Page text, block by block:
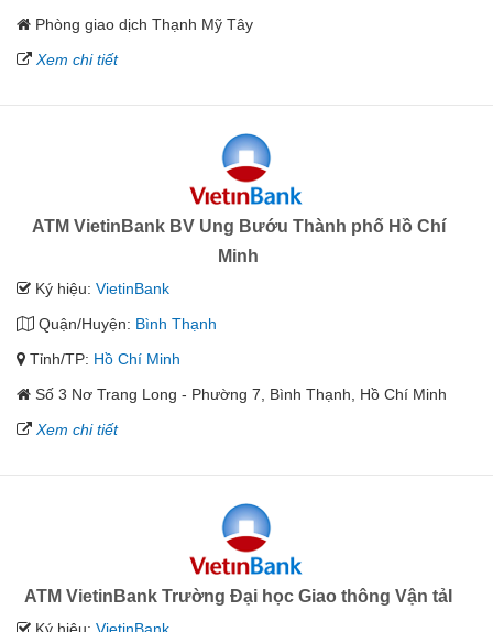
Phòng giao dịch Thạnh Mỹ Tây
Xem chi tiết
ATM VietinBank BV Ung Bướu Thành phố Hồ Chí
Minh
Ký hiệu: VietinBank
Quận/Huyện: Bình Thạnh
Tỉnh/TP: Hồ Chí Minh
Số 3 Nơ Trang Long - Phường 7, Bình Thạnh, Hồ Chí Minh
Xem chi tiết
ATM VietinBank Trường Đại học Giao thông Vận tảI